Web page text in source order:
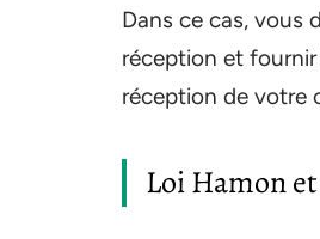
Dans ce cas, vous
réception et
réception de votre
Loi Hamon